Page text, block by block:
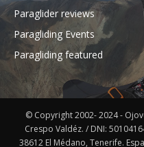
Paraglider reviews
Paragliding Events
Paragliding featured
© Copyright 2002- 2024 -
Crespo Valdéz. / DNI:
38612 El Médano, Tenerife.